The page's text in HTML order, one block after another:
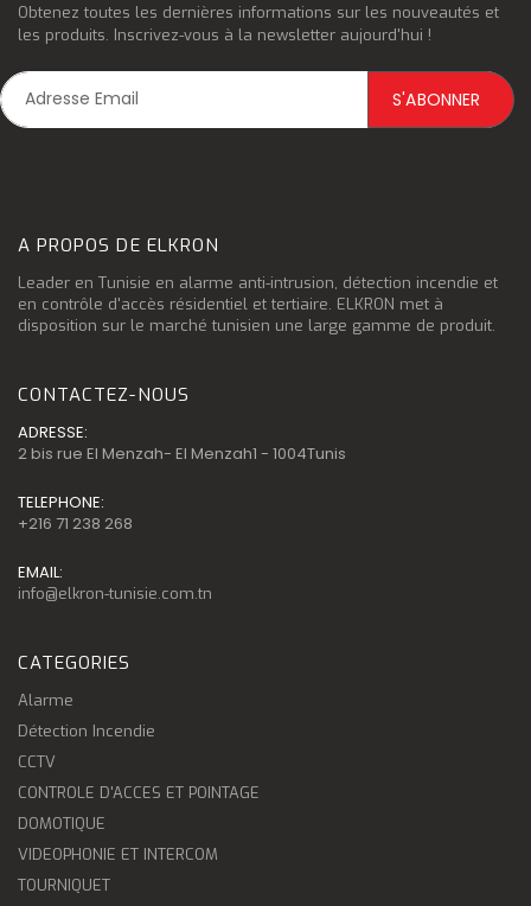
Obtenez toutes les dernières informations sur les nouveautés et
les produits. Inscrivez-vous à la newsletter aujourd'hui !
A PROPOS DE ELKRON
Leader en Tunisie en alarme anti-intrusion, détection incendie et
en contrôle d'accès résidentiel et tertiaire. ELKRON met à
disposition sur le marché tunisien une large gamme de produit.
CONTACTEZ-NOUS
ADRESSE:
2 bis rue El Menzah- El Menzah1 - 1004Tunis
TELEPHONE:
+216 71 238 268
EMAIL:
info@elkron-tunisie.com.tn
CATEGORIES
Alarme
Détection Incendie
CCTV
CONTROLE D'ACCES ET POINTAGE
DOMOTIQUE
VIDEOPHONIE ET INTERCOM
TOURNIQUET